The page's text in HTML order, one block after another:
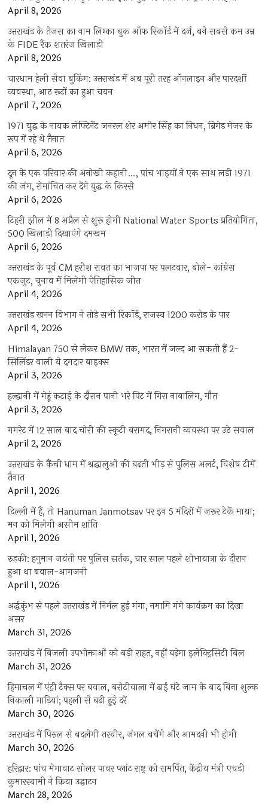
April 8, 2026
उत्तराखंड के तेजस का नाम लिम्का बुक ऑफ रिकॉर्ड में दर्ज, बने सबसे कम उम्र
के FIDE रैंक शतरंज खिलाड़ी
April 8, 2026
चारधाम हेली सेवा बुकिंग: उत्तराखंड में अब पूरी तरह ऑनलाइन और पारदर्शी
व्यवस्था, आठ रूटों का हुआ चयन
April 7, 2026
1971 युद्ध के नायक लेफ्टिनेंट जनरल शेर अमीर सिंह का निधन, ब्रिगेड मेजर के
रूप में रहे थे तैनात
April 6, 2026
दून के एक परिवार की अनोखी कहानी…, पांच भाइयों ने एक साथ लड़ी 1971
की जंग, रोमांचित कर देंगे युद्ध के किस्से
April 6, 2026
टिहरी झील में 8 अप्रैल से शुरू होगी National Water Sports प्रतियोगिता,
500 खिलाड़ी दिखाएंगे दमखम
April 6, 2026
उत्तराखंड के पूर्व CM हरीश रावत का भाजपा पर पलटवार, बोले- कांग्रेस
एकजुट, चुनाव में मिलेगी ऐतिहासिक जीत
April 4, 2026
उत्तराखंड खनन विभाग ने तोड़े सभी रिकॉर्ड, राजस्व 1200 करोड़ के पार
April 4, 2026
Himalayan 750 से लेकर BMW तक, भारत में जल्द आ सकती हैं 2-
सिलिंडर वाली ये दमदार बाइक्स
April 3, 2026
हल्द्वानी में गेहूं कटाई के दौरान पानी भरे पिट में गिरा नाबालिग, मौत
April 3, 2026
गगरेट में 12 साल बाद चोरी की स्कूटी बरामद, निगरानी व्यवस्था पर उठे सवाल
April 2, 2026
उत्तराखंड के कैंची धाम में श्रद्धालुओं की बढ़ती भीड़ से पुलिस अलर्ट, विशेष टीमें
तैनात
April 1, 2026
दिल्ली में हैं, तो Hanuman Janmotsav पर इन 5 मंदिरों में जरूर टेकें माथा;
मन को मिलेगी असीम शांति
April 1, 2026
रुड़की: हनुमान जयंती पर पुलिस सर्तक, चार साल पहले शोभायात्रा के दौरान
हुआ था बवाल-आगजनी
April 1, 2026
अर्द्धकुंभ से पहले उत्तराखंड में निर्मल हुई गंगा, नमामि गंगे कार्यक्रम का दिखा
असर
March 31, 2026
उत्तराखंड में बिजली उपभोक्ताओं को बड़ी राहत, नहीं बढ़ेगा इलेक्ट्रिसिटी बिल
March 31, 2026
हिमाचल में एंट्री टैक्स पर बवाल, बरोटीवाला में ढाई घंटे जाम के बाद बिना शुल्क
निकाली गाड़ियां; पहली से बढ़ी हुई दरें
March 30, 2026
उत्तराखंड में पिरुल से बदलेगी तस्वीर, जंगल बचेंगे और आमदनी भी होगी
March 30, 2026
हरिद्वार: पांच मेगावाट सोलर पावर प्लांट राष्ट्र को समर्पित, केंद्रीय मंत्री एचडी
कुमारस्वामी ने किया उद्घाटन
March 28, 2026